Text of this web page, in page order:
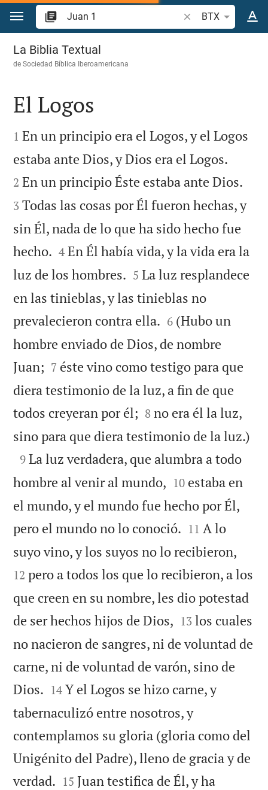
Ir a un contenido
Buscar versículo
BTX
Juan 1
La Biblia Textual
deSociedad Bíblica Iberoamericana

El Logos

1 En un principio era el Logos, y el Logos
estaba ante Dios, y Dios era el Logos.
2 En un principio Éste estaba ante Dios.
3 Todas las cosas por Él fueron hechas, y
sin Él, nada de lo que ha sido hecho fue
hecho. 

4 En Él había vida, y la vida era la
luz de los hombres. 

5 La luz resplandece
en las tinieblas, y las tinieblas no
prevalecieron contra ella. 

6 (Hubo un
hombre enviado de Dios, de nombre
Juan; 

7 éste vino como testigo para que
diera testimonio de la luz, a fin de que
todos creyeran por él; 

8 no era él la luz,
sino para que diera testimonio de la luz.)

9 La luz verdadera, que alumbra a todo
hombre al venir al mundo, 

10 estaba en
el mundo, y el mundo fue hecho por Él,
pero el mundo no lo conoció. 

11 A lo
suyo vino, y los suyos no lo recibieron,
12 pero a todos los que lo recibieron, a los
que creen en su nombre, les dio potestad
de ser hechos hijos de Dios, 

13 los cuales
no nacieron de sangres, ni de voluntad de
carne, ni de voluntad de varón, sino de
Dios. 

14 Y el Logos se hizo carne, y
tabernaculizó entre nosotros, y
contemplamos su gloria (gloria como del
Unigénito del Padre), lleno de gracia y de
verdad. 

15 Juan testifica de Él, y ha